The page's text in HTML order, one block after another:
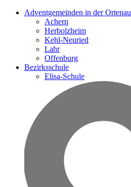
Adventgemeinden in der Ortenau
Achern
Herbolzheim
Kehl-Neuried
Lahr
Offenburg
Bezirksschule
Elisa-Schule